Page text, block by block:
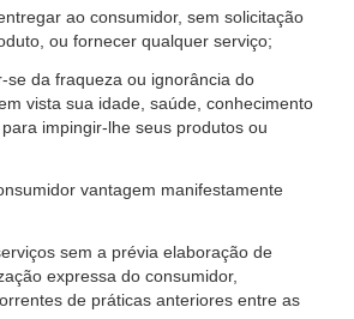
ao consumidor, sem solicitação
ou fornecer qualquer serviço;
se da fraqueza ou ignorância do
vista sua idade, saúde, conhecimento
impingir-lhe seus produtos ou
vantagem manifestamente
sem a prévia elaboração de
expressa do consumidor,
de práticas anteriores entre as